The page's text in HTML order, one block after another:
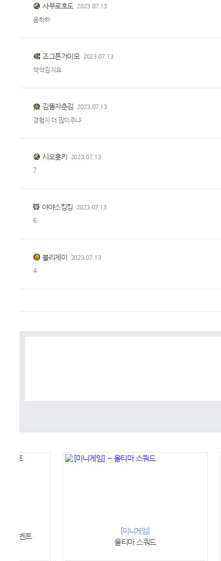
사부로호도 2023.07.13
음하하
조그튼거이모 2023.07.13
싹싹김치요
김똘자춘김 2023.07.13
경험치 더 많이주냐
시오훗키 2023.07.13
7
야야스킹킹 2023.07.13
6
블리제이 2023.07.13
4
상인단의 물자 지원 II